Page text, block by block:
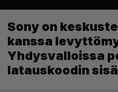
Sony on
kanssa
Yhdysvalloissa
latauskoodin